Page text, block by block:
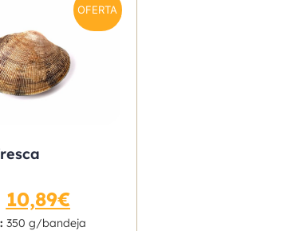
OFERTA
10,89€
350 g/bandeja